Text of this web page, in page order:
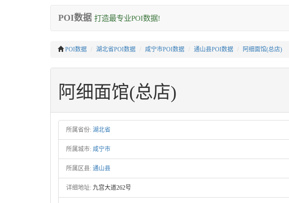
POI数据 打造最专业POI数据!
POI数据 湖北省POI数据 咸宁市POI数据 通山县POI数据 阿细面馆(总店)
阿细面馆(总店)
所属省份: 湖北省
所属城市: 咸宁市
所属区县: 通山县
详细地址: 九宫大道262号